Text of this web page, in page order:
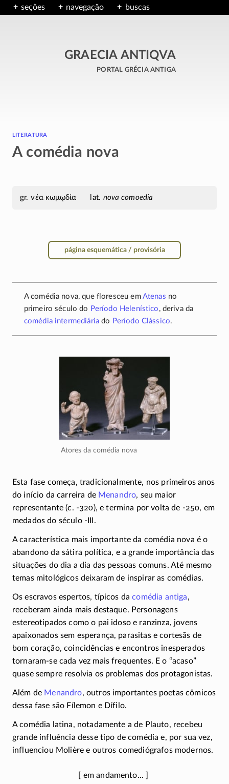
seções navegação buscas
GRAECIA ANTIQVA
portal grécia antiga
literatura
A comédia nova
νέα κωμῳδία nova comoedia
página esquemática / provisória
A comédia nova, que floresceu em Atenas no
primeiro século do Período Helenístico , deriva da
comédia intermediária do Período Clássico.
Atores da comédia nova
Esta fase começa, tradicionalmente, nos primeiros anos
do início da carreira de Menandro, seu maior
representante(c. -320), e termina por volta de -250, em
medados do século -III.
A característica mais importante da comédia nova é o
abandono da sátira política, e a grande importância das
situações do dia a dia das pessoas comuns. Até mesmo
temas mitológicos deixaram de inspirar as comédias.
Os escravos espertos, típicos dacomédia antiga,
receberam ainda mais destaque. Personagens
estereotipados como o pai idoso e ranzinza, jovens
apaixonados sem esperança, parasitas e cortesãs de
bom coração, coincidências e encontros inesperados
tornaram-secada vez mais frequentes. E o “acaso”
quase sempre resolvia os problemas dos protagonistas.
Além de Menandro, outros importantes poetas cômicos
dessa fase são Fílemon e Dífilo.
A comédia latina, notadamente a de Plauto, recebeu
grande influência desse tipo de comédia e, por sua vez,
influenciou Molière e outros comediógrafos modernos.